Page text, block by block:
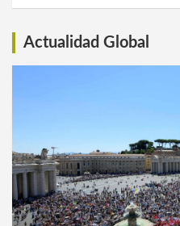
Actualidad Global